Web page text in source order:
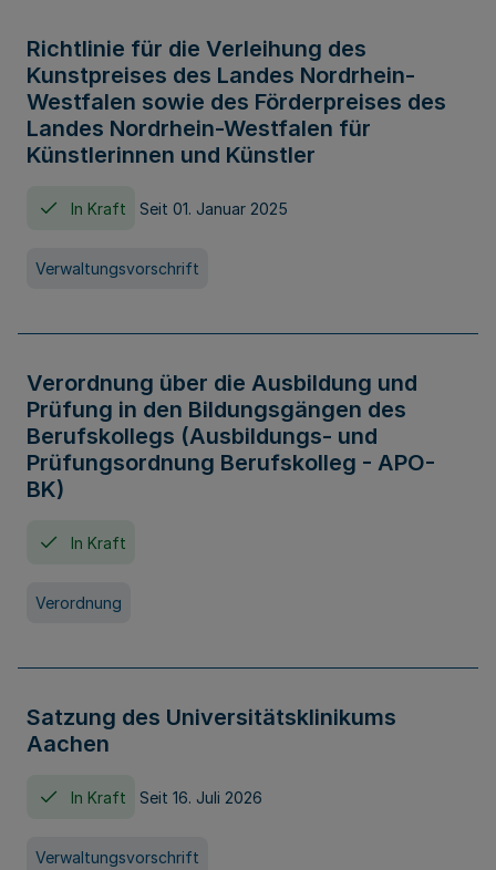
Richtlinie für die Verleihung des
Kunstpreises des Landes Nordrhein-
Westfalen sowie des Förderpreises des
Landes Nordrhein-Westfalen für
Künstlerinnen und Künstler
In Kraft Seit 01. Januar 2025
Verwaltungsvorschrift
Verordnung über die Ausbildung und
Prüfung in den Bildungsgängen des
Berufskollegs (Ausbildungs- und
Prüfungsordnung Berufskolleg - APO-
BK)
In Kraft
Verordnung
Satzung des Universitätsklinikums
Aachen
In Kraft Seit 16. Juli 2026
Verwaltungsvorschrift